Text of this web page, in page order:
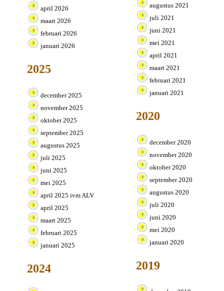
april 2026
maart 2026
februari 2026
januari 2026
2025
december 2025
november 2025
oktober 2025
september 2025
augustus 2025
juli 2025
juni 2025
mei 2025
april 2025 ivm ALV
april 2025
maart 2025
februari 2025
januari 2025
2024
augustus 2021
juli 2021
juni 2021
mei 2021
april 2021
maart 2021
februari 2021
januari 2021
2020
december 2020
november 2020
oktober 2020
september 2020
augustus 2020
juli 2020
juni 2020
mei 2020
januari 2020
2019